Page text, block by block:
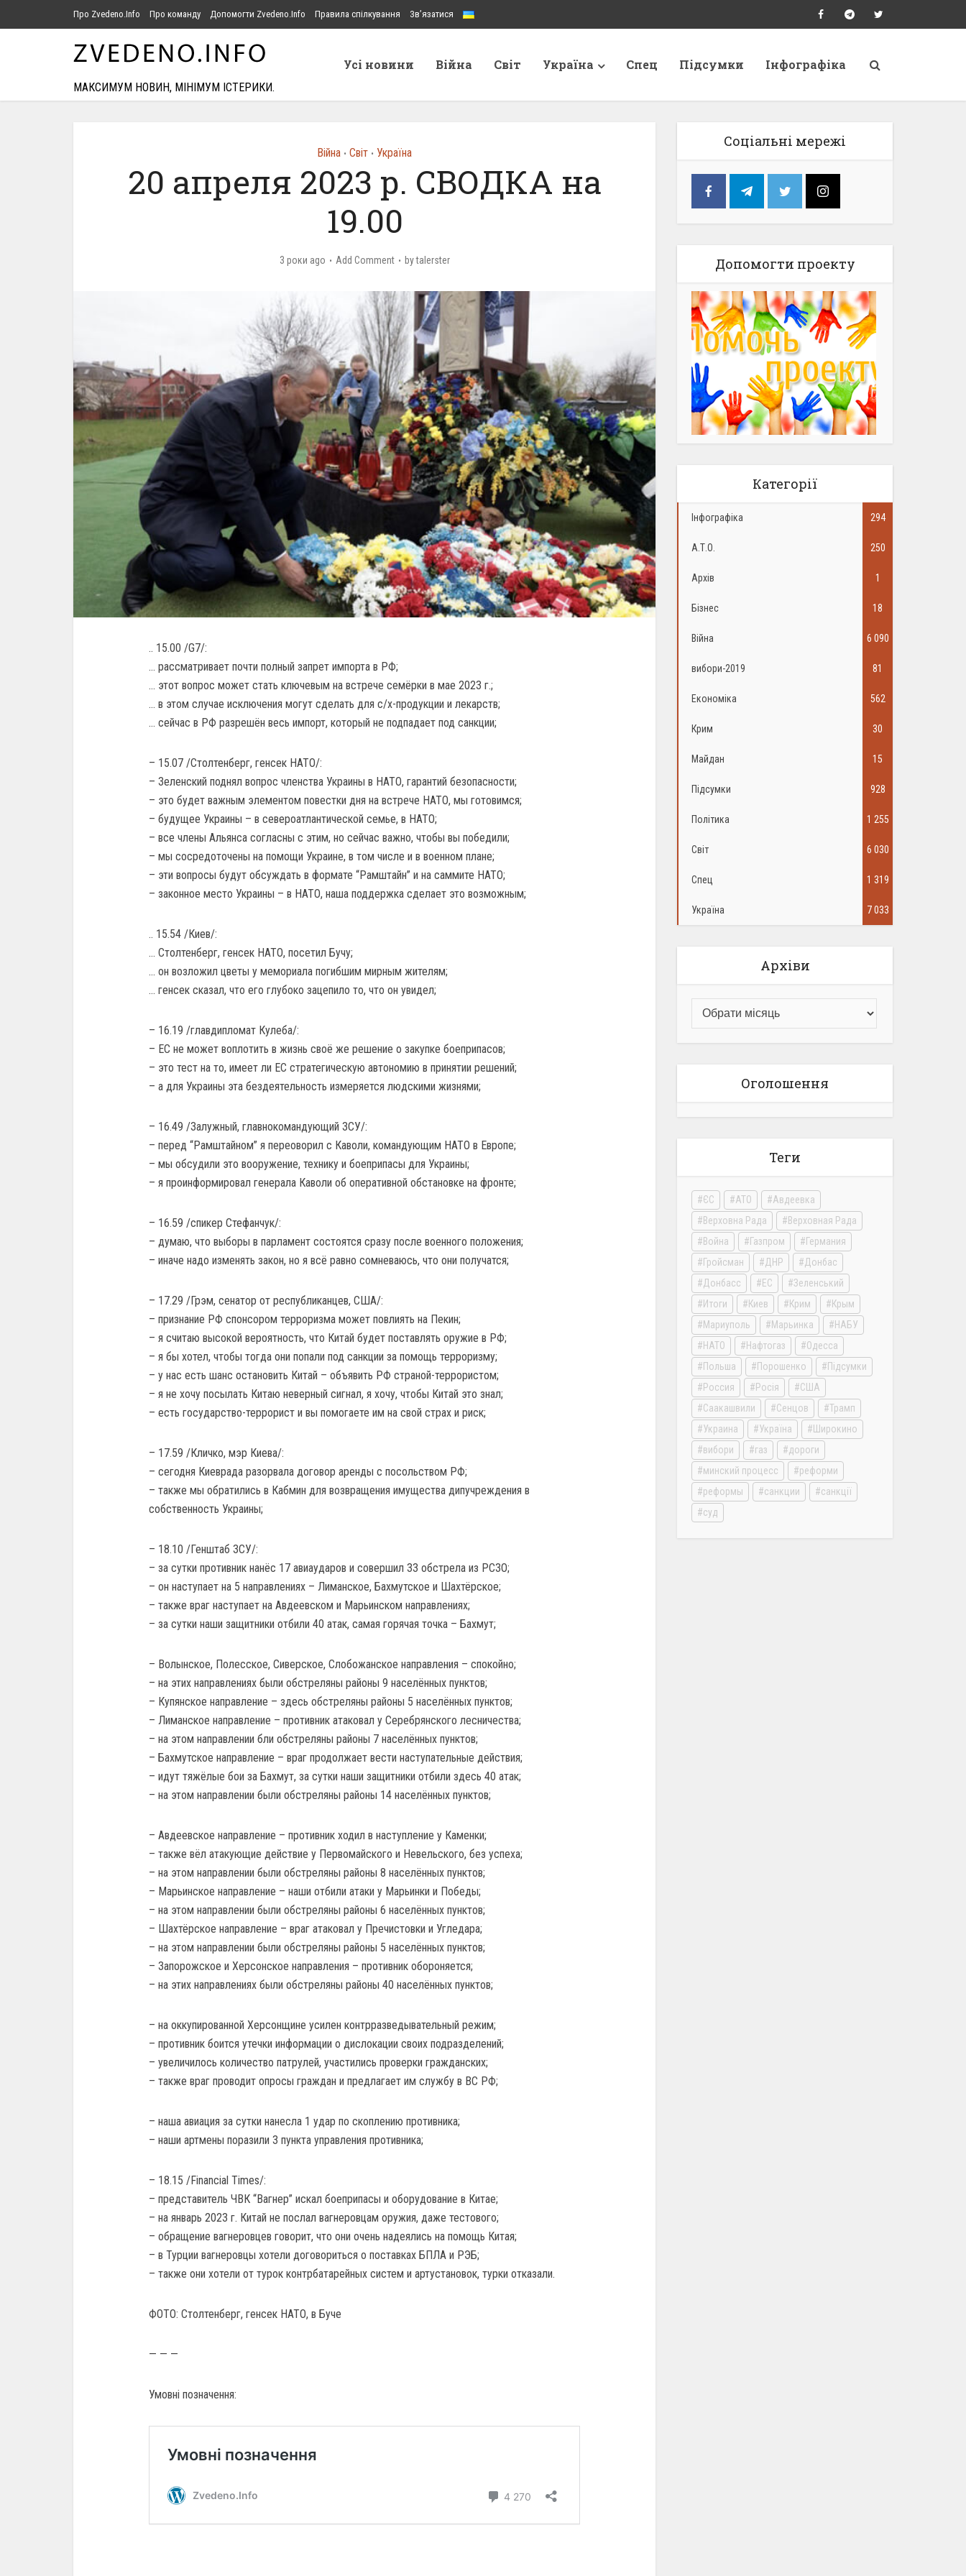
Про Zvedeno.Info Про команду Допомогти Zvedeno.Info Правила спілкування Зв’язатися
МАКСИМУМ НОВИН, МІНІМУМ ІСТЕРИКИ.
Усі новини Війна Світ Україна Спец Підсумки Інфографіка
Війна • Світ • Україна
20 апреля 2023 р. СВОДКА на
19.00
3 роки ago Add Comment bytalerster
.. 15.00 /G7/:
… рассматривает почти полный запрет импорта в РФ;
… этот вопрос может стать ключевым на встрече семёрки в мае 2023 г.;
… в этом случае исключения могут сделать для с/х-продукции и лекарств;
… сейчас в РФ разрешён весь импорт, который не подпадает под санкции;
– 15.07 /Столтенберг, генсек НАТО/:
– Зеленский поднял вопрос членства Украины в НАТО, гарантий безопасности;
– это будет важным элементом повестки дня на встрече НАТО, мы готовимся;
– будущее Украины – в североатлантической семье, в НАТО;
– все члены Альянса согласны с этим, но сейчас важно, чтобы вы победили;
– мы сосредоточены на помощи Украине, в том числе и в военном плане;
– эти вопросы будут обсуждать в формате “Рамштайн” и на саммите НАТО;
– законное место Украины – в НАТО, наша поддержка сделает это возможным;
.. 15.54 /Киев/:
… Столтенберг, генсек НАТО, посетил Бучу;
… он возложил цветы у мемориала погибшим мирным жителям;
… генсек сказал, что его глубоко зацепило то, что он увидел;
– 16.19 /главдипломат Кулеба/:
– ЕС не может воплотить в жизнь своё же решение о закупке боеприпасов;
– это тест на то, имеет ли ЕС стратегическую автономию в принятии решений;
– а для Украины эта бездеятельность измеряется людскими жизнями;
– 16.49 /Залужный, главнокомандующий ЗСУ/:
– перед “Рамштайном” я переоворил с Каволи, командующим НАТО в Европе;
– мы обсудили это вооружение, технику и боеприпасы для Украины;
– я проинформировал генерала Каволи об оперативной обстановке на фронте;
– 16.59 /спикер Стефанчук/:
– думаю, что выборы в парламент состоятся сразу после военного положения;
– иначе надо изменять закон, но я всё равно сомневаюсь, что они получатся;
– 17.29 /Грэм, сенатор от республиканцев, США/:
– признание РФ спонсором терроризма может повлиять на Пекин;
– я считаю высокой вероятность, что Китай будет поставлять оружие в РФ;
– я бы хотел, чтобы тогда они попали под санкции за помощь терроризму;
– у нас есть шанс остановить Китай – объявить РФ страной-террористом;
– я не хочу посылать Китаю неверный сигнал, я хочу, чтобы Китай это знал;
– есть государство-террорист и вы помогаете им на свой страх и риск;
– 17.59 /Кличко, мэр Киева/:
– сегодня Киеврада разорвала договор аренды с посольством РФ;
– также мы обратились в Кабмин для возвращения имущества дипучреждения в
собственность Украины;
– 18.10 /Генштаб ЗСУ/:
– за сутки противник нанёс 17 авиаударов и совершил 33 обстрела из РСЗО;
– он наступает на 5 направлениях – Лиманское, Бахмутское и Шахтёрское;
– также враг наступает на Авдеевском и Марьинском направлениях;
– за сутки наши защитники отбили 40 атак, самая горячая точка – Бахмут;
– Волынское, Полесское, Сиверское, Слобожанское направления – спокойно;
– на этих направлениях были обстреляны районы 9 населённых пунктов;
– Купянское направление – здесь обстреляны районы 5 населённых пунктов;
– Лиманское направление – противник атаковал у Серебрянского лесничества;
– на этом направлении бли обстреляны районы 7 населённых пунктов;
– Бахмутское направление – враг продолжает вести наступательные действия;
– идут тяжёлые бои за Бахмут, за сутки наши защитники отбили здесь 40 атак;
– на этом направлении были обстреляны районы 14 населённых пунктов;
– Авдеевское направление – противник ходил в наступление у Каменки;
– также вёл атакующие действие у Первомайского и Невельского, без успеха;
– на этом направлении были обстреляны районы 8 населённых пунктов;
– Марьинское направление – наши отбили атаки у Марьинки и Победы;
– на этом направлении были обстреляны районы 6 населённых пунктов;
– Шахтёрское направление – враг атаковал у Пречистовки и Угледара;
– на этом направлении были обстреляны районы 5 населённых пунктов;
– Запорожское и Херсонское направления – противник обороняется;
– на этих направлениях были обстреляны районы 40 населённых пунктов;
– на оккупированной Херсонщине усилен контрразведывательный режим;
– противник боится утечки информации о дислокации своих подразделений;
– увеличилось количество патрулей, участились проверки гражданских;
– также враг проводит опросы граждан и предлагает им службу в ВС РФ;
– наша авиация за сутки нанесла 1 удар по скоплению противника;
– наши артмены поразили 3 пункта управления противника;
– 18.15 /Financial Times/:
– представитель ЧВК “Вагнер” искал боеприпасы и оборудование в Китае;
– на январь 2023 г. Китай не послал вагнеровцам оружия, даже тестового;
– обращение вагнеровцев говорит, что они очень надеялись на помощь Китая;
– в Турции вагнеровцы хотели договориться о поставках БПЛА и РЭБ;
– также они хотели от турок контрбатарейных систем и артустановок, турки отказали.
ФОТО: Столтенберг, генсек НАТО, в Буче
— — —
Умовні позначення:
Соціальні мережі
Допомогти проекту
Категорії
Інфографіка 294
А.Т.О. 250
Архів 1
Бізнес 18
Війна 6 090
вибори-2019 81
Економіка 562
Крим 30
Майдан 15
Підсумки 928
Політика 1 255
Світ 6 030
Спец 1 319
Україна 7 033
Архіви
Оголошення
Теги
ЄС АТО
Авдеевка
Верховна Рада
Верховная Рада
Война
Газпром
Германия
Гройсман
ДНР
Донбас
Донбасс
ЕС
Зеленський
Итоги
Киев Крим
Крым
Мариуполь
Марьинка
НАБУ
НАТО
Нафтогаз
Одесса
Польша
Порошенко
Підсумки
Россия
Росія
США
Саакашвили
Сенцов
Трамп
Украина
Україна
Широкино
вибори
газ
дороги
минский процесс
реформи
реформы
санкции
санкції
суд